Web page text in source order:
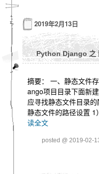
2019年2月13日
Python Django 之
摘要： 一、静态文件
ango项目目录下面新
应寻找静态文件目录
静态文件的路径设置
读全文
posted @ 2019-02-